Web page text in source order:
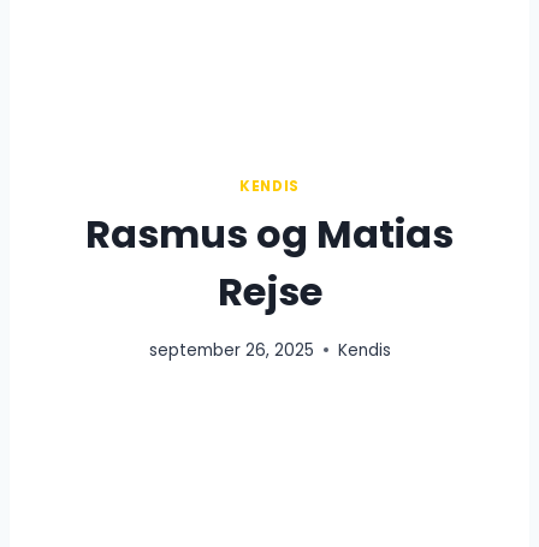
KENDIS
Rasmus og Matias
Rejse
september 26, 2025 Kendis